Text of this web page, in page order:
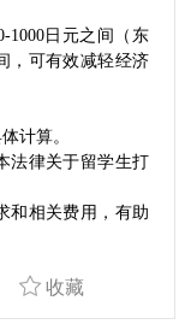
1000日元之间（东
，可有效减轻经济
计算。
法律关于留学生打
和相关费用，有助
收藏